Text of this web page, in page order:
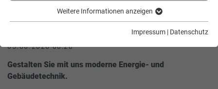
Weitere Informationen anzeigen
Impressum | Datenschutz
Elektrotechniker / Elektromeister
(m/w/d) | Bisplinghoff AG, Sendenhorst
05.06.2026 08:28
Gestalten Sie mit uns moderne Energie- und
Gebäudetechnik.